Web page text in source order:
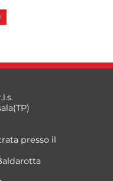
presso il